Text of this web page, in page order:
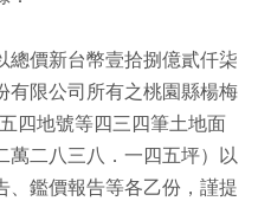
總價新台幣壹拾捌億貳仟柒
有限公司所有之桃園縣楊梅
四地號等四三四筆土地面
萬二八三八．一四五坪）以
、鑑價報告等各乙份，謹提